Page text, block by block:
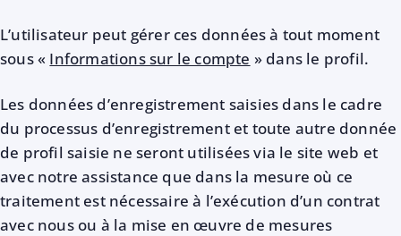
L’utilisateur peut gérer ces données à tout moment
sous « Informations sur le compte » dans le profil.
Les données d’enregistrement saisies dans le cadre
du processus d’enregistrement et toute autre donnée
de profil saisie ne seront utilisées via le site web et
avec notre assistance que dans la mesure où ce
traitement est nécessaire à l’exécution d’un contrat
avec nous ou à la mise en œuvre de mesures